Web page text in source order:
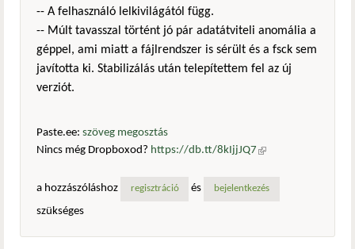
-- A felhasználó lelkivilágától függ.
-- Múlt tavasszal történt jó pár adatátviteli anomália a
géppel, ami miatt a fájlrendszer is sérült és a fsck sem
javította ki. Stabilizálás után telepítettem fel az új
verziót.
Paste.ee: szöveg megosztás
Nincs még Dropboxod? https://db.tt/8kIjjJQ7 (külső
a hozzászóláshoz
regisztráció és bejelentkezés
szükséges